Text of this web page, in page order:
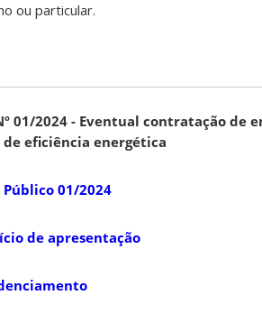
ou particular.
01/2024 - Eventual contratação de
eficiência energética
01/2024
de apresentação